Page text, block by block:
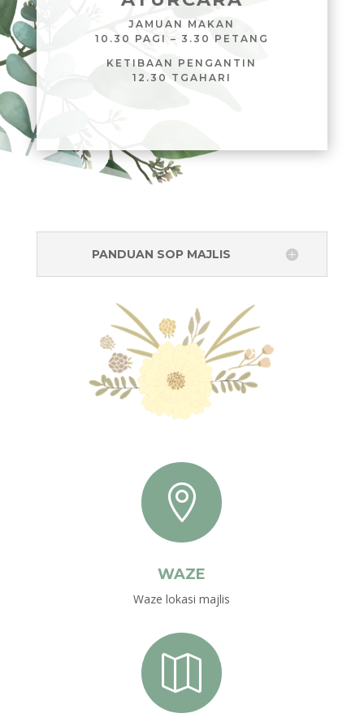
JAMUAN MAKAN
10.30 PAGI – 3.30 PETANG
KETIBAAN PENGANTIN
12.30 TGAHARI
PANDUAN SOP MAJLIS

WAZE
Waze lokasi majlis
